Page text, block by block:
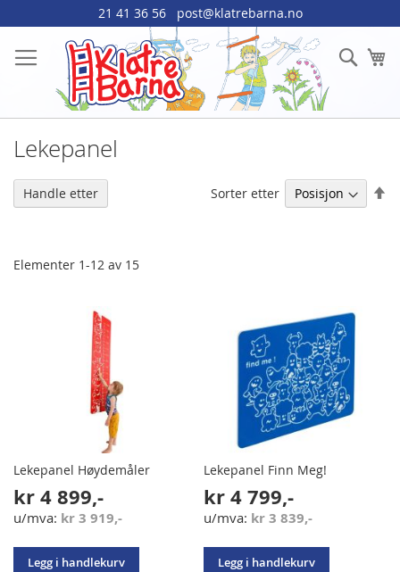
til
innhold
21 41 36 56 post@klatrebarna.no
Søk
Lekepanel
Elementer 1-12 av 15
Sorter etter
Lekepanel Høydemåler
kr 4 899,-
kr 3 919,-
Legg i handlekurv
Lekepanel Finn Meg!
kr 4 799,-
kr 3 839,-
Legg i handlekurv
Handle etter